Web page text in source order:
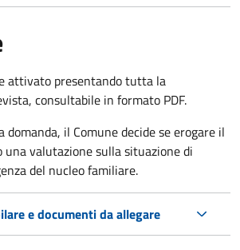
attivato presentando tutta la
consultabile in formato PDF.
il Comune decide se erogare il
una valutazione sulla situazione di
del nucleo familiare.
e documenti da allegare